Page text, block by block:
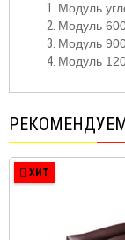
Модуль
Модуль
Модуль
Модуль
ХИТ